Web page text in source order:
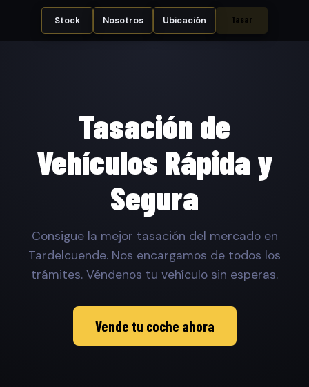
Stock Nosotros Ubicación Tasar
Tasación de
Vehículos Rápida y
Segura
Consigue la mejor tasación del mercado en
Tardelcuende. Nos encargamos de todos los
trámites. Véndenos tu vehículo sin esperas.
Vende tu coche ahora